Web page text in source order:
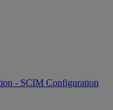
- SCIM Configuration